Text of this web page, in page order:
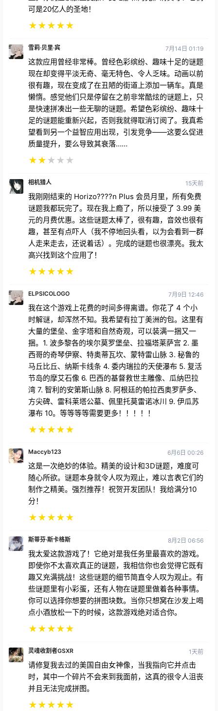
可是20亿人的圣地！
★★★★★
雪莉·贝里·宾 7月14日 01:19
这款应用曾经非常棒。曾经色彩缤纷、趣味十足的谜题
现在却变得平淡无奇、毫无特色、令人乏味。动画以前
很有趣，现在变成了在丑陋的街道上添加一辆车。真是
懒惰。感觉他们只是停留在之前非常酷炫的谜题上，只
是快速拼凑出一些无聊的谜题。希望色彩缤纷、趣味十
足的谜题能重新兴起，否则我就得取消订阅了。我真希
望看到另一个益智应用出现，引发竞争——这要么促进
质量提升，要么导致其衰落……
★★★ ★ ★
相机猎人 15天前
我刚刚结束的 Horizo????n Plus 会员月里，所有免费
谜题我都玩完了。现在我上瘾了，所以接受了 3.99 美
元的月费优惠。这些谜题太棒了，很有趣，音效也很有
趣，甚至有点吓人（我不停地回头看，以为会看到一群
人走来走去，还说着话）。完成的谜题也很漂亮。我太
高兴找到这个应用了！
★★★★★
ELPSICOLOGO 7月9日 12:46
我在这个游戏上花费的时间多得离谱。你花了 4 个小
时解谜，却浑然不知。我希望有拉丁美洲的包。这里有
大量的堡垒、金字塔和自然奇观，可以装满一捆又一
捆。1. 波多黎各的埃尔莫罗堡垒、拉福塔莱萨宫 2. 墨
西哥的奇琴伊察、特奥蒂瓦坎、蒙特雷山脉 3. 秘鲁的
马丘比丘、纳斯卡线条 4. 委内瑞拉的天使瀑布 5. 复活
节岛的摩艾石像 6. 巴西的基督救世主雕像、瓜纳巴拉
湾 7. 智利的安第斯山脉 8. 阿根廷的帕拉西奥罗萨多、
方尖碑、雷科莱塔公墓、佩里托莫雷诺冰川 9. 伊瓜苏
瀑布 10。等等等等需要更多！！！！！
★★★★★
Maccyb123 6月6日 00:26
这是一次绝妙的体验。精美的设计和3D谜题，难度可
随心所欲。谜题本身就令人叹为观止，难以言表它们的
制作之精美。强烈推荐！祝贺开发团队！我给满分10
分！
★★★★★
斯蒂芬·斯卡格斯 8月2日 06:56
我太爱这款游戏了！它绝对是我任务里最喜欢的游戏。
即使你不太喜欢真正的谜题，我相信你也会觉得它既有
趣又充满挑战！这些谜题的细节简直令人叹为观止。有
些谜题里有小彩蛋，还有人物在谜题里做着各种事情。
你可以选择你想要的拼图块数。当你只想窝在沙发上喝
点小酒放松一下的时候，这款游戏绝对适合你。
★★★★★
灵魂收割者GSXR 1天前
请修复我去过的美国自由女神像，当我指向它并点击
时，其中一个碎片不会来到我面前，这真的很令人沮丧
并且无法完成拼图。
★★★★★